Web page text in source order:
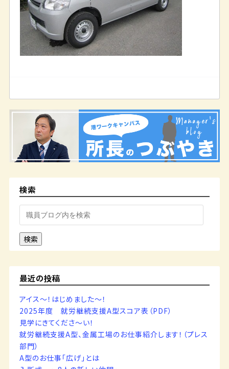
検索
検索
最近の投稿
アイス～！はじめました～！
2025年度 就労継続支援A型スコア表（PDF）
見学にきてくださ～い！
就労継続支援A型、金属工場のお仕事紹介します！（プレス
部門）
A型のお仕事「広げ」とは